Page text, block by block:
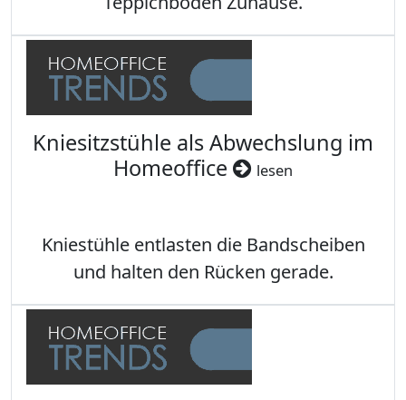
Kniesitzstühle als Abwechslung im
Homeoffice
lesen
Kniestühle entlasten die Bandscheiben
und halten den Rücken gerade.